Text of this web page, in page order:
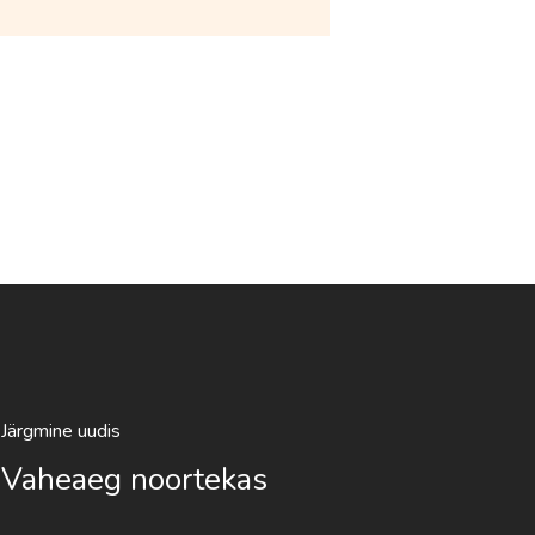
Järgmine uudis
Vaheaeg noortekas